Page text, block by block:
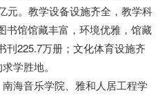
元。教学设备设施齐全，教学科
书馆馆藏丰富，环境优雅，馆藏
刊225.7万册；文化体育设施齐
学胜地。
海音乐学院、雅和人居工程学